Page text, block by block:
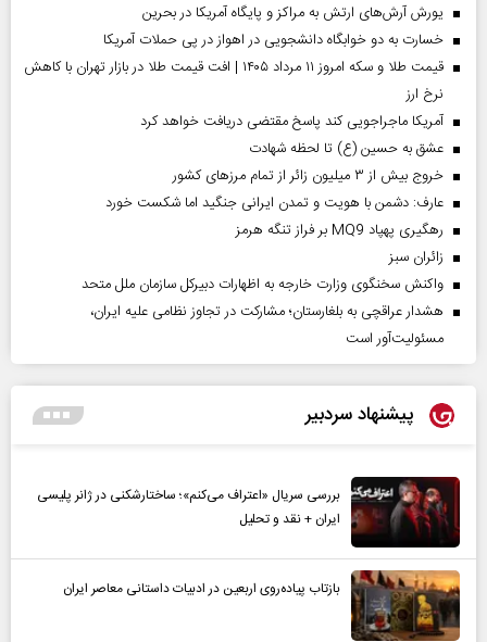
یورش آرش‌های ارتش به مراکز و پایگاه‌ آمریکا در بحرین
خسارت به دو خوابگاه دانشجویی در اهواز در پی حملات آمریکا
قیمت طلا و سکه امروز ۱۱ مرداد ۱۴۰۵ | افت قیمت طلا در بازار تهران با کاهش
نرخ ارز
آمریکا ماجراجویی کند پاسخ مقتضی دریافت خواهد کرد
عشق به حسین (ع) تا لحظه شهادت
خروج بیش از ۳ میلیون زائر از تمام مرز‌های کشور
عارف: دشمن با هویت و تمدن ایرانی جنگید اما شکست خورد
رهگیری پهپاد MQ9 بر فراز تنگه هرمز
‌زائران سبز
واکنش سخنگوی وزارت خارجه به اظهارات دبیرکل سازمان ملل متحد
هشدار عراقچی به بلغارستان؛ مشارکت در تجاوز نظامی علیه ایران،
مسئولیت‌آور است
پیشنهاد سردبیر
بررسی سریال «اعتراف می‌کنم»؛ ساختارشکنی در ژانر پلیسی
ایران + نقد و تحلیل
بازتاب پیاده‌روی اربعین در ادبیات داستانی معاصر ایران